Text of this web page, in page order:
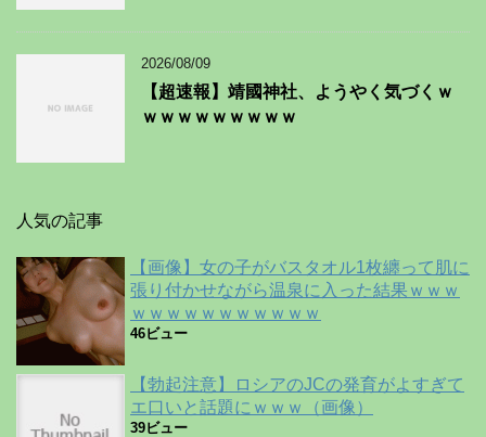
2026/08/09
【超速報】靖國神社、ようやく気づくｗ
ｗｗｗｗｗｗｗｗｗ
人気の記事
【画像】女の子がバスタオル1枚纏って肌に
張り付かせながら温泉に入った結果ｗｗｗ
ｗｗｗｗｗｗｗｗｗｗｗ
46ビュー
【勃起注意】ロシアのJCの発育がよすぎて
エ口いと話題にｗｗｗ（画像）
39ビュー